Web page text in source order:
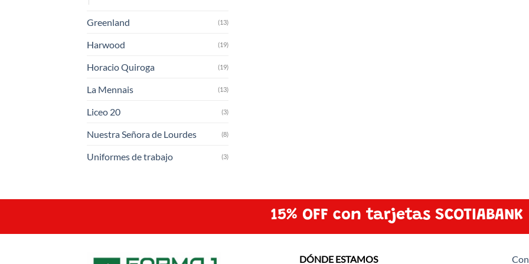
Greenland (13)
Harwood (19)
Horacio Quiroga (19)
La Mennais (13)
Liceo 20 (3)
Nuestra Señora de Lourdes (8)
Uniformes de trabajo (3)
15% OFF con tarjetas SCOTIABANK
DÓNDE ESTAMOS